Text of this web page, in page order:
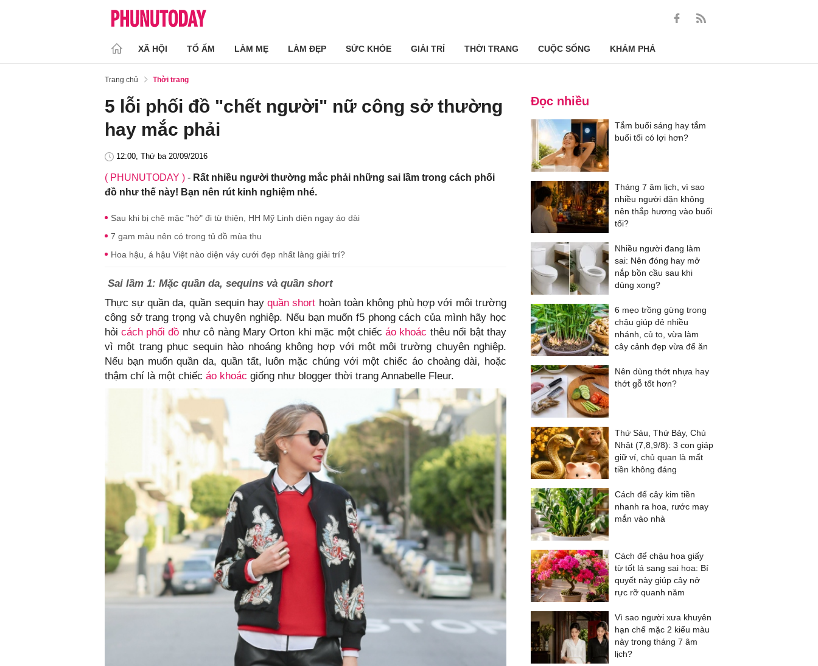
XÃ HỘI TỔ ẤM LÀM MẸ LÀM ĐẸP SỨC KHỎE GIẢI TRÍ THỜI TRANG CUỘC SỐNG KHÁM PHÁ
Trang chủ Thời trang
5 lỗi phối đồ "chết người" nữ công sở thường
hay mắc phải
12:00, Thứ ba 20/09/2016
( PHUNUTODAY ) - Rất nhiều người thường mắc phải những sai lầm trong cách phối
đồ như thế này! Bạn nên rút kinh nghiệm nhé.
Sau khi bị chê mặc "hở" đi từ thiện, HH Mỹ Linh diện ngay áo dài
7 gam màu nên có trong tủ đồ mùa thu
Hoa hậu, á hậu Việt nào diện váy cưới đẹp nhất làng giải trí?
Sai lầm 1: Mặc quần da, sequins và quần short
Thực sự quần da, quần sequin hayquần short hoàn toàn không phù hợp với môi trường
công sở trang trọng và chuyên nghiệp. Nếu bạn muốn f5 phong cách của mình hãy học
hỏicách phối đồ như cô nàng Mary Orton khi mặc một chiếcáo khoác thêu nổi bật thay
vì một trang phục sequin hào nhoáng không hợp với một môi trường chuyên nghiệp.
Nếu bạn muốn quần da, quần tất, luôn mặc chúng với một chiếc áo choàng dài, hoặc
thậm chí là một chiếc áo khoác giống như blogger thời trang Annabelle Fleur.
Đọc nhiều
Tắm buổi sáng hay tắm
buổi tối có lợi hơn?
Tháng 7 âm lịch, vì sao
nhiều người dặn không
nên thắp hương vào buổi
tối?
Nhiều người đang làm
sai: Nên đóng hay mở
nắp bồn cầu sau khi
dùng xong?
6 mẹo trồng gừng trong
chậu giúp đẻ nhiều
nhánh, củ to, vừa làm
cây cảnh đẹp vừa để ăn
Nên dùng thớt nhựa hay
thớt gỗ tốt hơn?
Thứ Sáu, Thứ Bảy, Chủ
Nhật (7,8,9/8): 3 con giáp
giữ ví, chủ quan là mất
tiền không đáng
Cách để cây kim tiền
nhanh ra hoa, rước may
mắn vào nhà
Cách để chậu hoa giấy
từ tốt lá sang sai hoa: Bí
quyết này giúp cây nở
rực rỡ quanh năm
Vì sao người xưa khuyên
hạn chế mặc 2 kiểu màu
này trong tháng 7 âm
lịch?